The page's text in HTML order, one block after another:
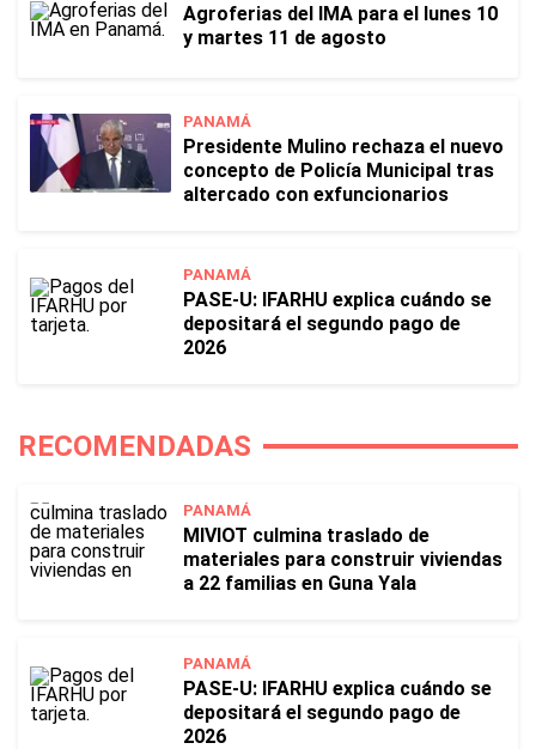
Agroferias del IMA para el lunes 10
y martes 11 de agosto
PANAMÁ
Presidente Mulino rechaza el nuevo
concepto de Policía Municipal tras
altercado con exfuncionarios
PANAMÁ
PASE-U: IFARHU explica cuándo se
depositará el segundo pago de
2026
RECOMENDADAS
PANAMÁ
MIVIOT culmina traslado de
materiales para construir viviendas
a 22 familias en Guna Yala
PANAMÁ
PASE-U: IFARHU explica cuándo se
depositará el segundo pago de
2026